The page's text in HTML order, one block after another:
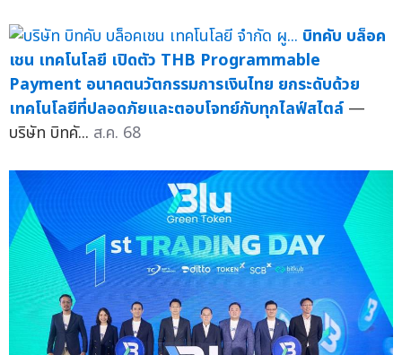
บิทคับ บล็อค
เชน เทคโนโลยี เปิดตัว THB Programmable
Payment อนาคตนวัตกรรมการเงินไทย ยกระดับด้วย
เทคโนโลยีที่ปลอดภัยและตอบโจทย์กับทุกไลฟ์สไตล์ —
บริษัท บิทคั... ส.ค. 68